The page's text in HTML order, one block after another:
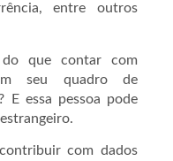
entre outros
do que contar com
seu quadro de
E essa pessoa pode
com dados